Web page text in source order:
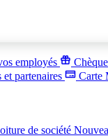
employés
partenaires Carte
de société